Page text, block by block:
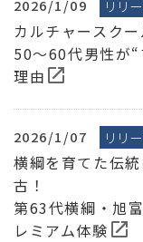
2026/1/09 リリ
カルチャースク
50～60代男性が
理由
2026/1/07 リリ
横綱を育てた伝
古！
第63代横綱・旭
レミアム体験